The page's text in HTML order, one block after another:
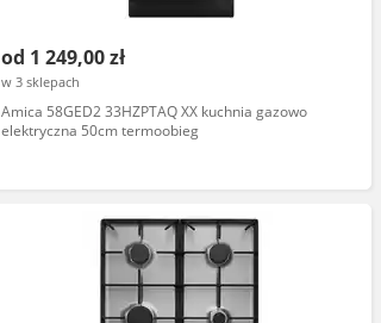
od 1 249,00 zł
w 3 sklepach
Amica 58GED2 33HZPTAQ XX kuchnia gazowo
elektryczna 50cm termoobieg